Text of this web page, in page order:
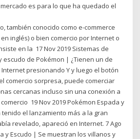
es para lo que ha quedado el
también conocido como e-commerce​
inglés) o bien comercio por Internet o
en la 17 Nov 2019 Sistemas de
escudo de Pokémon | ¿Tienen un de
presionando Y y luego el botón
comercio sorpresa, puede comerciar
cercanas incluso sin una conexión a
19 Nov 2019 Pokémon Espada y
tenido el lanzamiento más a la gran
revelado, apareció en Internet. 7 Ago
y Escudo | Se muestran los villanos y